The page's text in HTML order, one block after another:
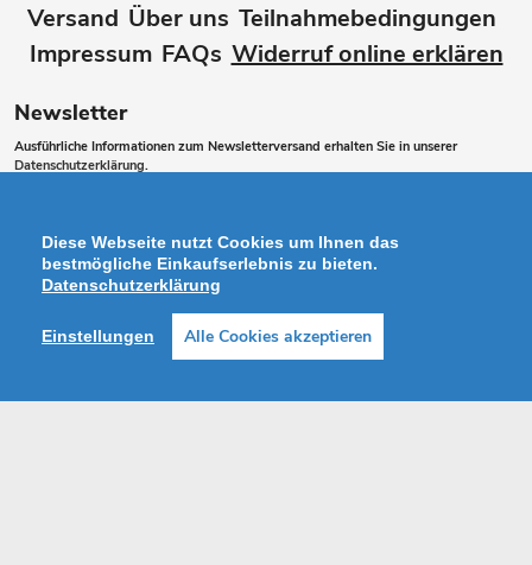
Versand Über uns Teilnahmebedingungen
Impressum FAQs Widerruf online erklären
Newsletter
Ausführliche Informationen zum Newsletterversand erhalten Sie in unserer
Datenschutzerklärung.
Sie
unsere
Mailingliste
Diese Webseite nutzt Cookies um Ihnen das
bestmögliche Einkaufserlebnis zu bieten.
Datenschutzerklärung
Einstellungen Alle Cookies akzeptieren